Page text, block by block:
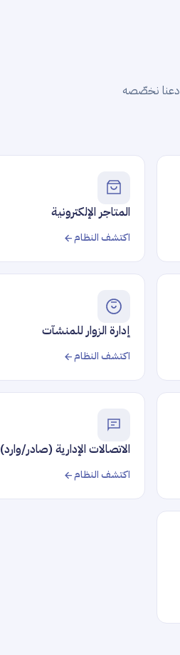
دعنا نخصّصه
المتاجر الإلكترونية
اكتشف النظام
إدارة الزوار للمنشآت
اكتشف النظام
الاتصالات الإدارية (صادر/وارد)
اكتشف النظام